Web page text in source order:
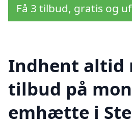
Få 3 tilbud, gratis og
Indhent altid
tilbud på
emhætte i